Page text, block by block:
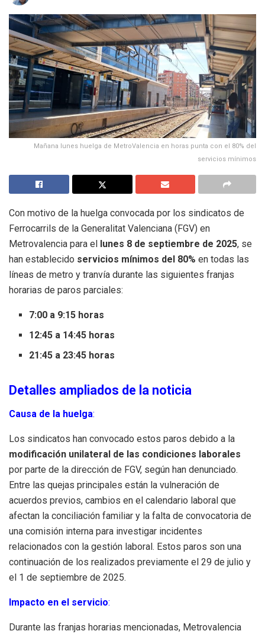
Mañana lunes huelga de MetroValencia en horas punta con el 80% del
servicios mínimos
Con motivo de la huelga convocada por los sindicatos de
Ferrocarrils de la Generalitat Valenciana (FGV) en
Metrovalencia para el
lunes 8 de septiembre de 2025, se
han establecido servicios mínimos del 80% en todas las
líneas de metro y tranvía durante las siguientes franjas
horarias de paros parciales:
7:00 a 9:15 horas
12:45 a 14:45 horas
21:45 a 23:45 horas
Detalles ampliados de la noticia
Causa de la huelga:
Los sindicatos han convocado estos paros debido a la
modificación unilateral de las condiciones laborales
por parte de la dirección de FGV, según han denunciado.
Entre las quejas principales están la vulneración de
acuerdos previos, cambios en el calendario laboral que
afectan la conciliación familiar y la falta de convocatoria de
una comisión interna para investigar incidentes
relacionados con la gestión laboral. Estos paros son una
continuación de los realizados previamente el 29 de julio y
el 1 de septiembre de 2025.
Impacto en el servicio:
Durante las franjas horarias mencionadas, Metrovalencia